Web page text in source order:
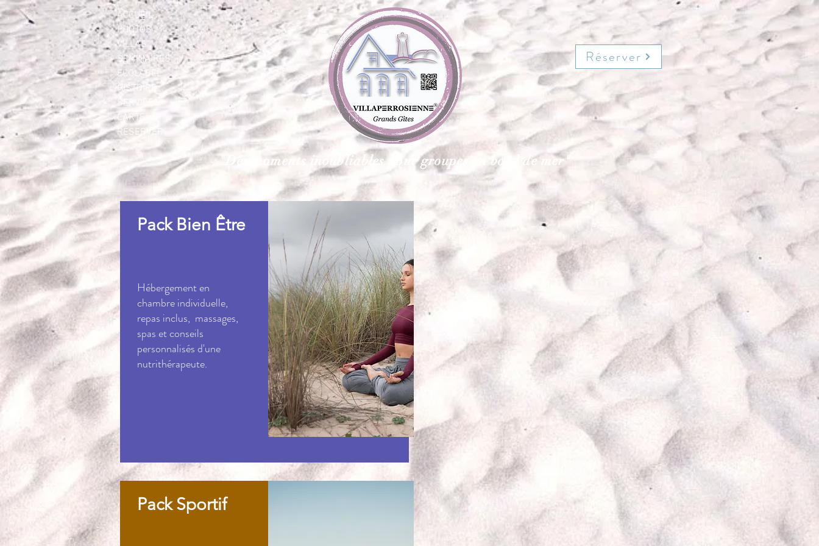
ACCUEIL
PHOTOS
VILLAS
SEMINAIRES
ECOLABEL
HISTOIRE
SERVICES
CARTE
RÉSERVER
Réserver
"Des moments inoubliables pour groupes en bord de mer"
Pack Bien Être
Hébergement en
chambre individuelle,
repas inclus, massages,
spas et conseils
personnalisés d'une
nutrithérapeute.
Pack Sportif